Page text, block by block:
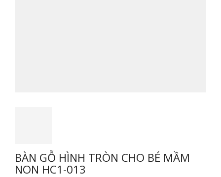
BÀN GỖ HÌNH TRÒN CHO BÉ MẦM
NON HC1-013